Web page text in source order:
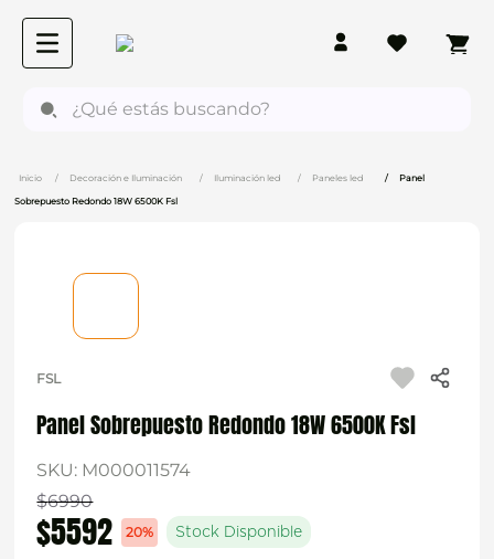
Decoración e Iluminación Iluminación led Paneles led Panel
Sobrepuesto Redondo 18W 6500K Fsl
FSL
Panel Sobrepuesto Redondo 18W 6500K Fsl
SKU: M000011574
$6990
$5592 20% Stock Disponible